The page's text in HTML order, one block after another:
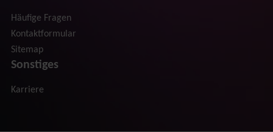
Häufige Fragen
Kontaktformular
Sitemap
Sonstiges
Karriere